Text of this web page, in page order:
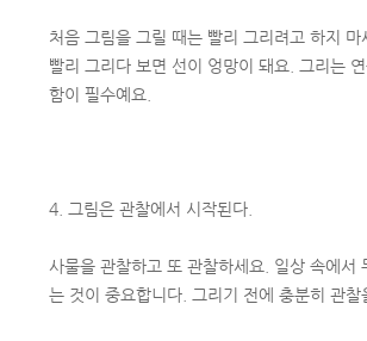
처음 그림을 그릴 때는 빨리 그리려고 하지
빨리 그리다 보면 선이 엉망이 돼요. 그리는
함이 필수예요.
4. 그림은 관찰에서 시작된다.
사물을 관찰하고 또 관찰하세요. 일상 속에서
는 것이 중요합니다. 그리기 전에 충분히 관